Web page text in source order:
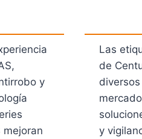
y
mejoran
Las
de
y